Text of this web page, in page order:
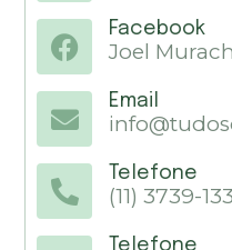
Facebook
Joel
Email
Telefone
(11) 3739-
Telefone